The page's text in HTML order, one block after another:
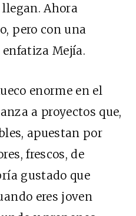
Ahora
pero con una
enfatiza Mejía.
enorme en el
a proyectos que,
apuestan por
frescos, de
gustado que
eres joven